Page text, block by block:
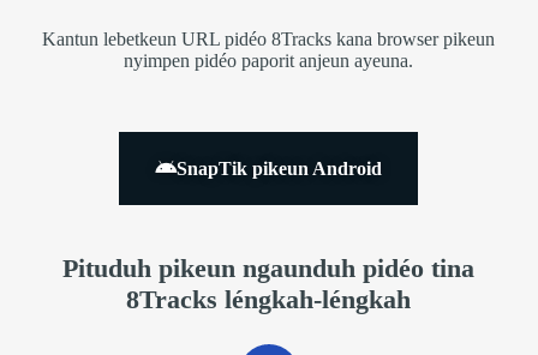
Kantun lebetkeun URL pidéo 8Tracks kana browser pikeun
nyimpen pidéo paporit anjeun ayeuna.
SnapTik pikeun Android
Pituduh pikeun ngaunduh pidéo tina
8Tracks léngkah-léngkah